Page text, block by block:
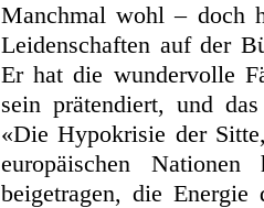
Manchmal wohl – doch
Leidenschaften auf der
Er hat die wundervolle
sein prätendiert, und
«Die Hypokrisie der
europäischen
beigetragen, die Energie